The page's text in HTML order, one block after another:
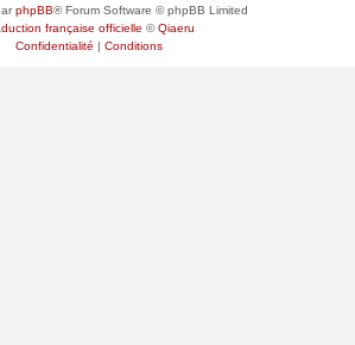
phpBB® Forum Software © phpBB Limited
française officielle ©Qiaeru
Confidentialité | Conditions